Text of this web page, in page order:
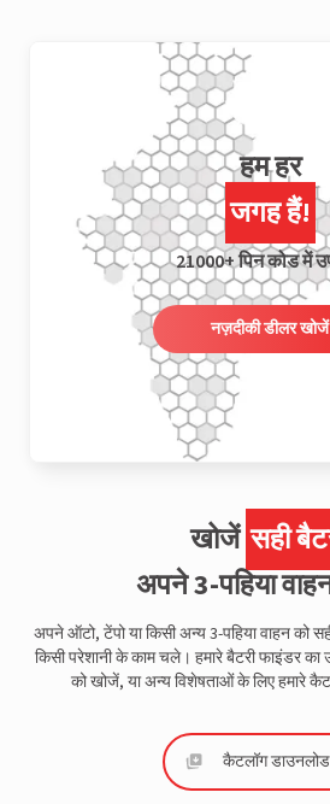
हम हर
जगह हैं!
21000+ पिन कोड में
नज़दीकी डीलर खोजें
खोजें सही
अपने 3-पहिया
अपने ऑटो, टेंपो या किसी अन्य 3-पहिया वाहन को
किसी परेशानी के काम चले। हमारे बैटरी फाइंडर
को खोजें, या अन्य विशेषताओं के लिए हमारे
कैटलॉग